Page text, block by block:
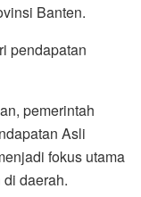
Banten.
pendapatan
pemerintah
Asli
fokus utama
daerah.